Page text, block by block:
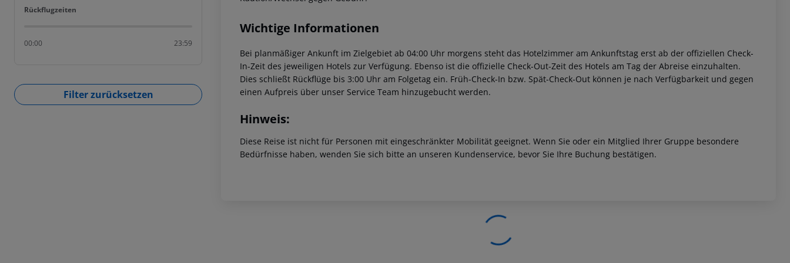
Rückflugzeiten
Rückflugzeiten
00:00 23:59
Filter zurücksetzen
Wichtige Informationen
Bei planmäßiger Ankunft im Zielgebiet ab 04:00 Uhr morgens steht das Hotelzimmer am Ankunftstag erst ab der offiziellen Check-
In-Zeit des jeweiligen Hotels zur Verfügung. Ebenso ist die offizielle Check-Out-Zeit des Hotels am Tag der Abreise einzuhalten.
Dies schließt Rückflüge bis 3:00 Uhr am Folgetag ein. Früh-Check-In bzw. Spät-Check-Out können je nach Verfügbarkeit und gegen
einen Aufpreis über unser Service Team hinzugebucht werden.
Hinweis:
Diese Reise ist nicht für Personen mit eingeschränkter Mobilität geeignet. Wenn Sie oder ein Mitglied Ihrer Gruppe besondere
Bedürfnisse haben, wenden Sie sich bitte an unseren Kundenservice, bevor Sie Ihre Buchung bestätigen.